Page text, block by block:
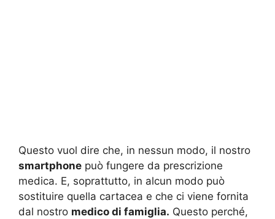
Questo vuol dire che, in nessun modo, il nostro
smartphone può fungere da prescrizione
medica. E, soprattutto, in alcun modo può
sostituire quella cartacea e che ci viene fornita
dal nostro medico di famiglia. Questo perché,